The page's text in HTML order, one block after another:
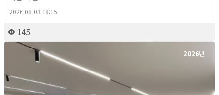
2026-08-03 18:15
145
2026년